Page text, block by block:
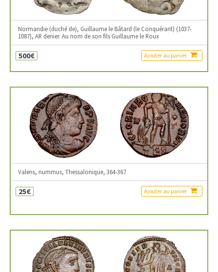
Normandie (duché de), Guillaume le Bâtard (le Conquérant) (1037-
1087), AR denier. Au nom de son fils Guillaume le Roux
500€ Ajouter au panier
Valens, nummus, Thessalonique, 364-367
25€ Ajouter au panier